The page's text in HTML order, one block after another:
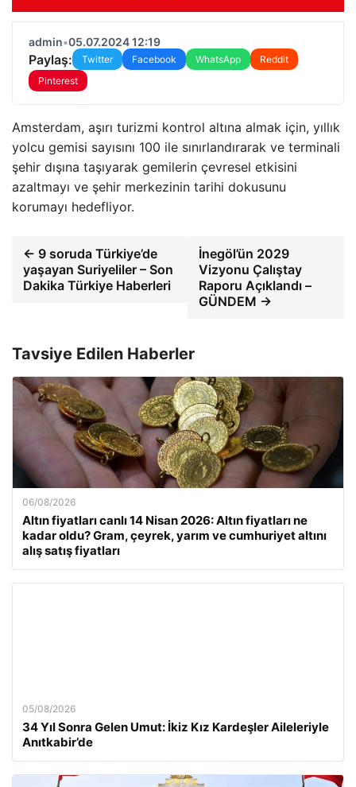
admin•05.07.2024 12:19
Paylaş: Twitter Facebook WhatsApp
Reddit
Pinterest
Amsterdam, aşırı turizmi kontrol altına almak için, yıllık
yolcu gemisi sayısını 100 ile sınırlandırarak ve terminali
şehir dışına taşıyarak gemilerin çevresel etkisini
azaltmayı ve şehir merkezinin tarihi dokusunu
korumayı hedefliyor.
← 9 soruda Türkiye’de
yaşayan Suriyeliler – Son
Dakika Türkiye Haberleri
İnegöl’ün 2029
Vizyonu Çalıştay
Raporu Açıklandı –
GÜNDEM →
Tavsiye Edilen Haberler
06/08/2026
Altın fiyatları canlı 14 Nisan 2026: Altın fiyatları ne
kadar oldu? Gram, çeyrek, yarım ve cumhuriyet altını
alış satış fiyatları
05/08/2026
34 Yıl Sonra Gelen Umut: İkiz Kız Kardeşler Aileleriyle
Anıtkabir’de